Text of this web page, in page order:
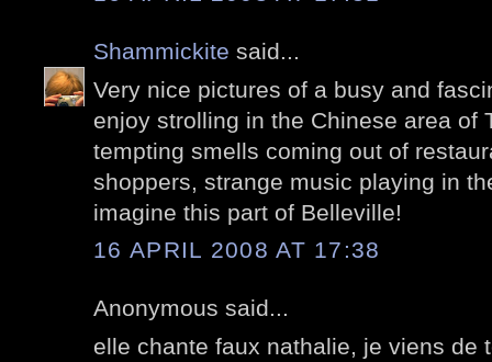
Shammickite said...
Very nice pictures of a busy and
enjoy strolling in the Chinese area of
tempting smells coming out of
shoppers, strange music playing in
imagine this part of Belleville!
16 APRIL 2008 AT 17:38
Anonymous said...
elle chante faux nathalie, je viens de